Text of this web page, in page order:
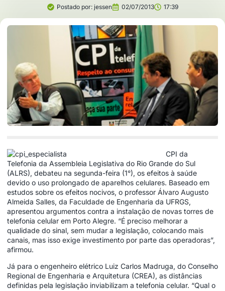
Postado por:jessen 02/07/2013 17:39
CPI da
Telefonia da Assembleia Legislativa do Rio Grande do Sul
(ALRS), debateu na segunda-feira (1°), os efeitos à saúde
devido o uso prolongado de aparelhos celulares. Baseado em
estudos sobre os efeitos nocivos, o professor Álvaro Augusto
Almeida Salles, da Faculdade de Engenharia da UFRGS,
apresentou argumentos contra a instalação de novas torres de
telefonia celular em Porto Alegre. “É preciso melhorar a
qualidade do sinal, sem mudar a legislação, colocando mais
canais, mas isso exige investimento por parte das operadoras”,
afirmou.
Já para o engenheiro elétrico Luiz Carlos Madruga, do Conselho
Regional de Engenharia e Arquitetura (CREA), as distâncias
definidas pela legislação inviabilizam a telefonia celular. “Qual o